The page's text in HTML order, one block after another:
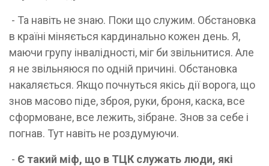
- Та навіть не знаю. Поки що служим. Обстановка
в країні міняється кардинально кожен день. Я,
маючи групу інвалідності, міг би звільнитися. Але
я не звільняюся по одній причині. Обстановка
накаляється. Якщо почнуться якісь дії ворога, що
знов масово піде, зброя, руки, броня, каска, все
сформоване, все лежить, зібране. Знов за себе і
погнав. Тут навіть не роздумуючи.
- Є такий міф, що в ТЦК служать люди, які